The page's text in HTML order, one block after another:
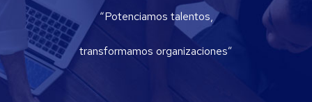
“Potenciamos talentos,
transformamos organizaciones”